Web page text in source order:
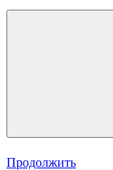
Продолжить